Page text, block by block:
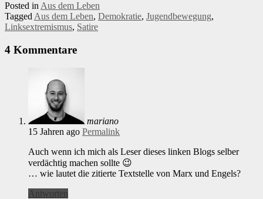
Posted inAus dem Leben
TaggedAus dem Leben, Demokratie, Jugendbewegung,
Linksextremismus, Satire
4 Kommentare
mariano
15 Jahren ago Permalink
Auch wenn ich mich als Leser dieses linken Blogs selber
verdächtig machen sollte 😉
… wie lautet die zitierte Textstelle von Marx und Engels?
Antworten